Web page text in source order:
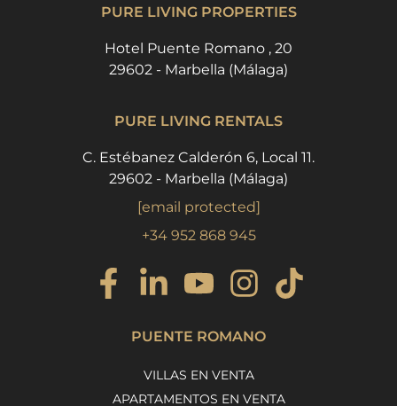
PURE LIVING PROPERTIES
Hotel Puente Romano , 20
29602 - Marbella (Málaga)
PURE LIVING RENTALS
C. Estébanez Calderón 6, Local 11.
29602 - Marbella (Málaga)
[email protected]
+34 952 868 945
PUENTE ROMANO
VILLAS EN VENTA
APARTAMENTOS EN VENTA